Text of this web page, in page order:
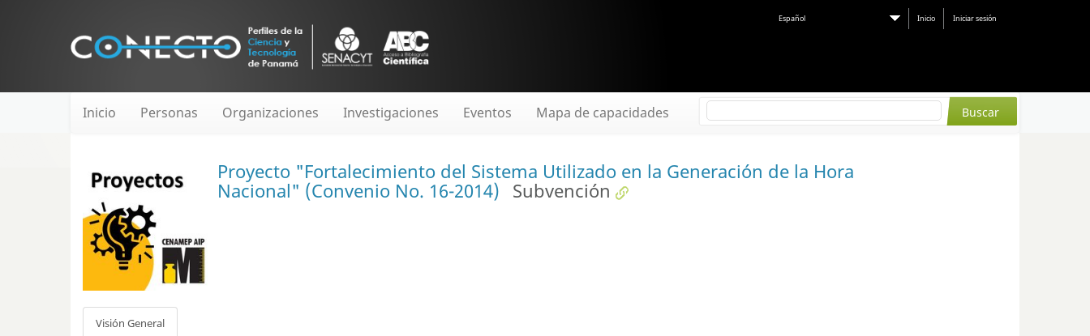
Español Inicio Iniciar sesión
Inicio Personas Organizaciones Investigaciones Eventos Mapa de capacidades
Proyecto "Fortalecimiento del Sistema Utilizado en la Generación de la Hora
Nacional" (Convenio No. 16-2014) Subvención
Visión General